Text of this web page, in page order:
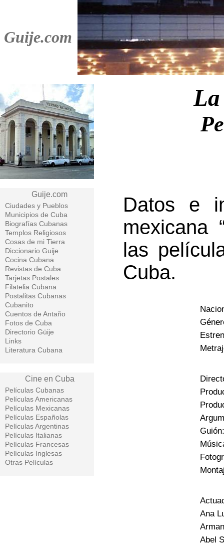
Guije.com
Guije.com
Ciudades y Pueblos
Municipios de Cuba
Biografías Cubanas
Templos Religiosos
Cosas de mi Tierra
Diccionario Guije
Cocina Cubana
Revistas de Cuba
Tarjetas Postales
Filatelia Cubana
Postalitas Cubanas
Cubanito
Cuentos de Antaño
Fotos de Cuba
Directorio Güije
Links
Literatura Cubana
Cine en Cuba
Películas Cubanas
Películas Americanas
Películas Mexicanas
Películas Españolas
Películas Argentinas
Películas Italianas
Películas Francesas
Películas Inglesas
Otras Películas
La
Datos e
mexicana
las
Cuba.
Ana
Abel